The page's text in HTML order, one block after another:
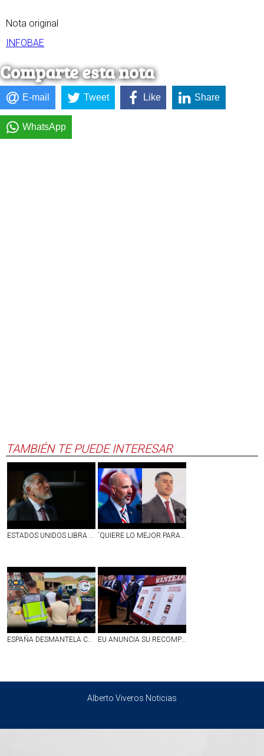
Nota original
INFOBAE
Comparte esta nota
E-mail Tweet Like Share
WhatsApp
TAMBIÉN TE PUEDE INTERESAR
ESTADOS UNIDOS LIBRA ORDEN DE APREHENSIÓN CONTRA ADÁN AUGUSTO LÓPEZ `QUIERE LO MEJOR PARA SU PAÍS´: DEA RECONOCE A OMAR GARCÍA HARFUCH
ESPAÑA DESMANTELA CÉLULA DEL CJNG QUE TRAFICABA METANFETAMINA DILUIDA EN VAINILLA EU ANUNCIA SU RECOMPENSA MÁS ALTA PARA UN NARCO MEXICANO: OFRECE 25 MDD POR JUAN CARLOS VALENCIA
Alberto Viveros Noticias